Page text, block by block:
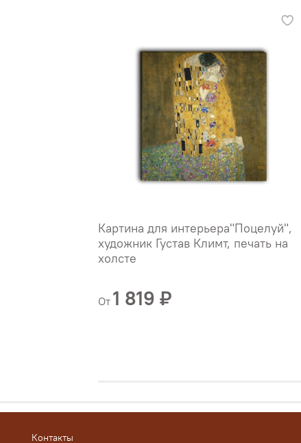
Картина для интерьера"Поцелуй",
художник Густав Климт, печать на
холсте
От 1 819 ₽
Контакты